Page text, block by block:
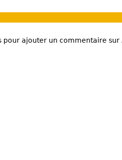
pour ajouter un commentaire sur